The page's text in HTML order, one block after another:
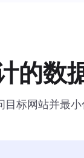
的数
标网站并最小